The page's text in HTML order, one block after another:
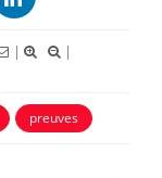
|
|
preuves